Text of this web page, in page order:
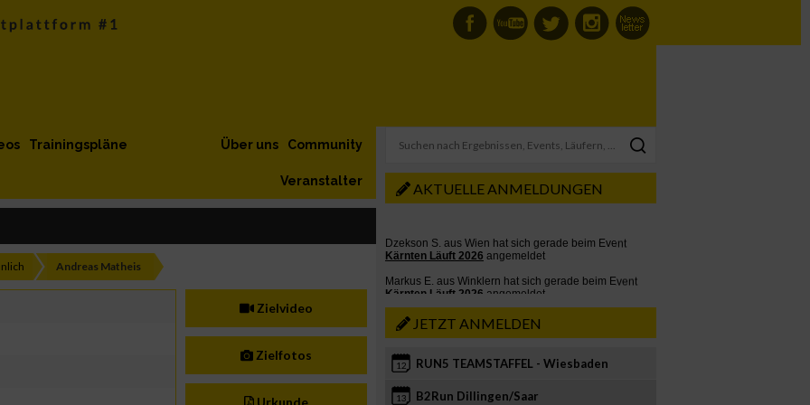
Trainingspläne Community
Über uns
Veranstalter
Andreas Matheis
Zielvideo
Zielfotos
Urkunde
AKTUELLE ANMELDUNGEN
JETZT ANMELDEN
12 RUN5 TEAMSTAFFEL - Wiesbaden
13 B2Run Dillingen/Saar